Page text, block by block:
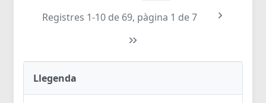
Registres 1-10 de 69, pàgina 1 de 7
Llegenda